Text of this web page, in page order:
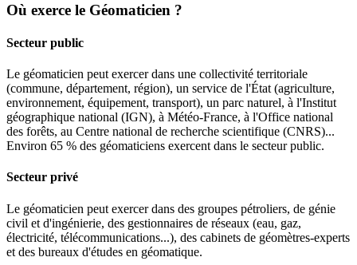
Où exerce le Géomaticien ?
Secteur public
Le géomaticien peut exercer dans une collectivité territoriale
(commune, département, région), un service de l'État (agriculture,
environnement, équipement, transport), un parc naturel, à l'Institut
géographique national (IGN), à Météo-France, à l'Office national
des forêts, au Centre national de recherche scientifique (CNRS)...
Environ 65 % des géomaticiens exercent dans le secteur public.
Secteur privé
Le géomaticien peut exercer dans des groupes pétroliers, de génie
civil et d'ingénierie, des gestionnaires de réseaux (eau, gaz,
électricité, télécommunications...), des cabinets de géomètres-experts
et des bureaux d'études en géomatique.